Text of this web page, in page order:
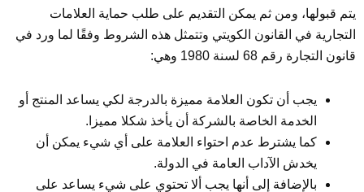
يتم قبولها، ومن ثم يمكن التقديم على طلب حماية العلامات
التجارية في القانون الكويتي وتتمثل هذه الشروط وفقًا لما ورد في
قانون التجارة رقم 68 لسنة 1980 وهي:
يجب أن تكون العلامة مميزة بالدرجة لكي يساعد المنتج أو
الخدمة الخاصة بالشركة أن يأخذ شكلا مميزا.
كما يشترط عدم احتواء العلامة على أي شيء يمكن أن
يخدش الآداب العامة في الدولة.
بالإضافة إلى أنها يجب ألا تحتوي على شيء يساعد على